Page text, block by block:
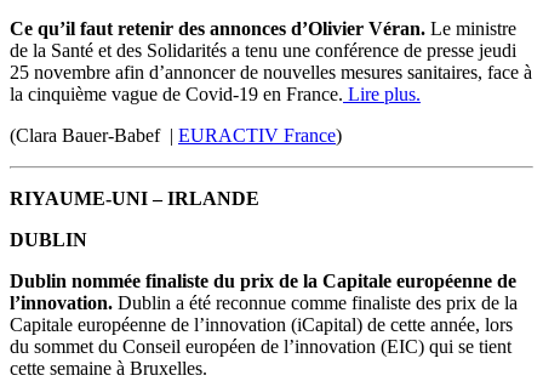
Ce qu’il faut retenir des annonces d’Olivier Véran. Le ministre
de la Santé et des Solidarités a tenu une conférence de presse jeudi
25 novembre afin d’annoncer de nouvelles mesures sanitaires, face à
la cinquième vague de Covid-19 en France. Lire plus.
(Clara Bauer-Babef | EURACTIV France)
RIYAUME-UNI – IRLANDE
DUBLIN
Dublin nommée finaliste du prix de la Capitale européenne de
l’innovation. Dublin a été reconnue comme finaliste des prix de la
Capitale européenne de l’innovation (iCapital) de cette année, lors
du sommet du Conseil européen de l’innovation (EIC) qui se tient
cette semaine à Bruxelles.